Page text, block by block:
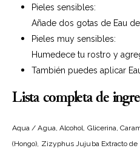
Pieles sensibles:
Añade dos gotas de Eau
Pieles muy sensibles:
Humedece tu rostro y
También puedes aplicar
Lista completa de
Aqua / Agua, Alcohol, Glicerina,
(Hongo), Zizyphus Jujuba Extracto de